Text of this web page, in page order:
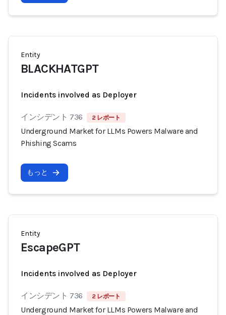
Entity
BLACKHATGPT
Incidents involved as Deployer
インシデント 736 2 レポート
Underground Market for LLMs Powers Malware and
Phishing Scams
もっと
Entity
EscapeGPT
Incidents involved as Deployer
インシデント 736 2 レポート
Underground Market for LLMs Powers Malware and